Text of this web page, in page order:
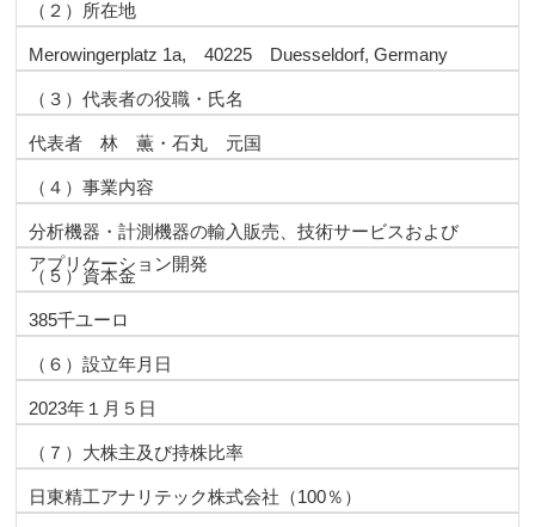
（２）所在地
Merowingerplatz 1a, 40225 Duesseldorf, Germany
（３）代表者の役職・氏名
代表者 林 薫・石丸 元国
（４）事業内容
分析機器・計測機器の輸入販売、技術サービスおよび
アプリケーション開発
（５）資本金
385千ユーロ
（６）設立年月日
2023年１月５日
（７）大株主及び持株比率
日東精工アナリテック株式会社（100％）